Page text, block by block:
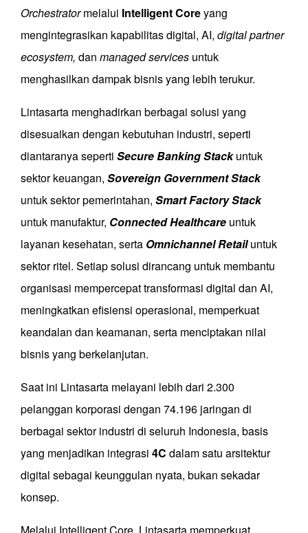
Orchestratormelalui Intelligent Coreyang
mengintegrasikan kapabilitas digital, AI, digital partner
ecosystem, dan managed services untuk
menghasilkan dampak bisnis yang lebih terukur.
Lintasarta menghadirkan berbagai solusi yang
disesuaikan dengan kebutuhan industri, seperti
diantaranya seperti Secure Banking Stackuntuk
sektor keuangan, Sovereign Government Stack
untuk sektor pemerintahan, Smart Factory Stack
untuk manufaktur, Connected Healthcare untuk
layanan kesehatan, serta Omnichannel Retailuntuk
sektor ritel. Setiap solusi dirancang untuk membantu
organisasi mempercepat transformasi digital dan AI,
meningkatkan efisiensi operasional, memperkuat
keandalan dan keamanan, serta menciptakan nilai
bisnis yang berkelanjutan.
Saat ini Lintasarta melayani lebih dari 2.300
pelanggan korporasi dengan 74.196 jaringan di
berbagai sektor industri di seluruh Indonesia, basis
yang menjadikan integrasi 4C dalam satu arsitektur
digital sebagai keunggulan nyata, bukan sekadar
konsep.